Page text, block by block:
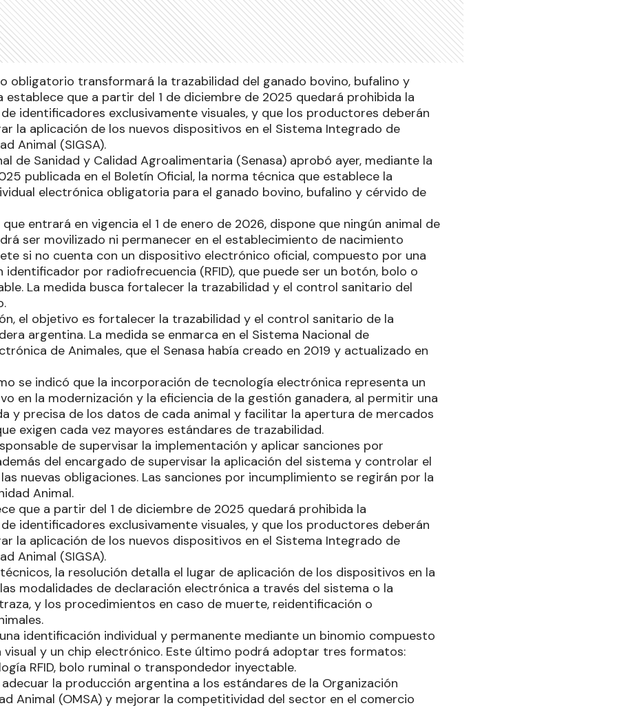
obligatorio transformará la trazabilidad del ganado bovino, bufalino y
establece que a partir del 1 de diciembre de 2025 quedará prohibida la
identificadores exclusivamente visuales, y que los productores deberán
la aplicación de los nuevos dispositivos en el Sistema Integrado de
Animal (SIGSA).
de Sanidad y Calidad Agroalimentaria (Senasa) aprobó ayer, mediante la
publicada en el Boletín Oficial, la norma técnica que establece la
electrónica obligatoria para el ganado bovino, bufalino y cérvido de
entrará en vigencia el 1 de enero de 2026, dispone que ningún animal de
ser movilizado ni permanecer en el establecimiento de nacimiento
si no cuenta con un dispositivo electrónico oficial, compuesto por una
identificador por radiofrecuencia (RFID), que puede ser un botón, bolo o
La medida busca fortalecer la trazabilidad y el control sanitario del
el objetivo es fortalecer la trazabilidad y el control sanitario de la
argentina. La medida se enmarca en el Sistema Nacional de
de Animales, que el Senasa había creado en 2019 y actualizado en
se indicó que la incorporación de tecnología electrónica representa un
en la modernización y la eficiencia de la gestión ganadera, al permitir una
y precisa de los datos de cada animal y facilitar la apertura de mercados
exigen cada vez mayores estándares de trazabilidad.
de supervisar la implementación y aplicar sanciones por
del encargado de supervisar la aplicación del sistema y controlar el
nuevas obligaciones. Las sanciones por incumplimiento se regirán por la
Animal.
que a partir del 1 de diciembre de 2025 quedará prohibida la
identificadores exclusivamente visuales, y que los productores deberán
la aplicación de los nuevos dispositivos en el Sistema Integrado de
Animal (SIGSA).
la resolución detalla el lugar de aplicación de los dispositivos en la
modalidades de declaración electrónica a través del sistema o la
y los procedimientos en caso de muerte, reidentificación o
identificación individual y permanente mediante un binomio compuesto
visual y un chip electrónico. Este último podrá adoptar tres formatos:
RFID, bolo ruminal o transpondedor inyectable.
la producción argentina a los estándares de la Organización
Animal (OMSA) y mejorar la competitividad del sector en el comercio